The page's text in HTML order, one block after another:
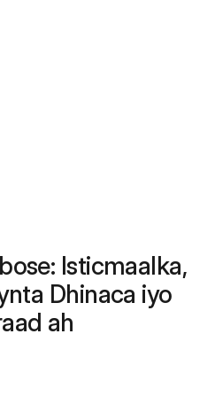
Isticmaalka,
Dhinaca iyo
ah